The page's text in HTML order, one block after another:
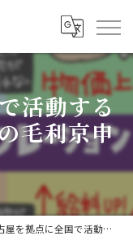
活動する
毛利京申
点に全国で活動する経営コンサルタントの毛利京申です...